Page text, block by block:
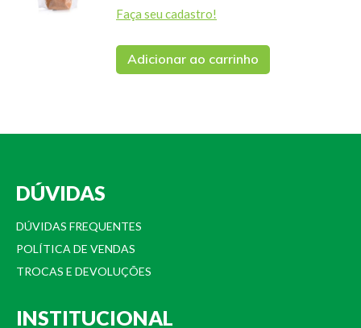
Faça seu cadastro!
Adicionar ao carrinho
DÚVIDAS
DÚVIDAS FREQUENTES
POLÍTICA DE VENDAS
TROCAS E DEVOLUÇÕES
INSTITUCIONAL